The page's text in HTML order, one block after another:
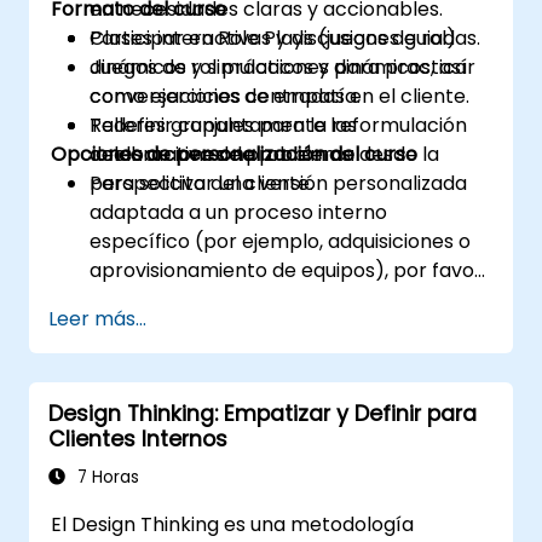
en necesidades claras y accionables.
Participar en Role Plays (juegos de rol)
dinámicos y simulaciones para practicar
conversaciones centradas en el cliente.
Redefinir conjuntamente las
declaraciones de problema desde la
perspectiva del cliente.
Formato del curso
Clases interactivas y discusiones guiadas.
Juegos de rol prácticos y dinámicos, así
como ejercicios de empatía.
Talleres grupales para la reformulación
colaborativa de problemas.
Opciones de personalización del curso
Para solicitar una versión personalizada
adaptada a un proceso interno
específico (por ejemplo, adquisiciones o
aprovisionamiento de equipos), por favor
Leer más...
Design Thinking: Empatizar y Definir para
Clientes Internos
7 Horas
El Design Thinking es una metodología